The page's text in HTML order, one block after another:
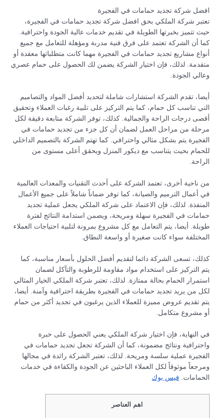
افضل شركة تجديد حمامات في الفجيرة
تعتبر شركة الملكي بحق افضل شركة تجديد حمامات في الفجيرة،
حيث تتميز بخبرتها الطويلة في تقديم خدمات عالية الجودة واحترافية.
كما أن الشركة تعتمد على فرق فنية مدربة ومؤهلة للتعامل مع جميع
أنواع مشاريع تجديد حمامات في الفجيرة مهما كانت متطلباتها معقدة أو
متقدمة. لذلك، فإن اختيار الشركة يضمن لك الحصول على حمام عصري
وعالي الجودة.
أيضا، تقدم الشركة استشارات شاملة لتحديد أفضل المواد والتصاميم
التي تناسب كل حمام، كما يتم التركيز على تلبية رغبات العملاء وتحقيق
أقصى درجات الراحة والجمالية. كذلك، توفر الشركة متابعة دقيقة لكل
مرحلة من مراحل العمل لضمان أن كل جزء من تجديد حمامات في
الفجيرة يتم بشكل مثالي واحترافي. كما تهتم الشركة بالتصميم الداخلي
للحمام بحيث يتناسب مع ديكور المنزل ويحقق أعلى مستوى من
الراحة.
من ناحية أخرى، تعتمد الشركة على أحدث التقنيات والمعدات العالمية
في أعمال الترميم والصيانة، كما توفر ضماناً شاملاً على جميع الأعمال
المنفذة. لذلك، فإن الاعتماد على شركة الملكي يجعل عملية تجديد
حمامات في الفجيرة سهلة ومريحة، ويضمن استدامة النتائج لفترة
طويلة. أيضا، يتم التعامل مع كل مشروع بمرونة لتلبية احتياجات العملاء
المختلفة سواء كانت صغيرة أو واسعة النطاق.
كذلك، تسعى الشركة دائما لتقديم أفضل الحلول بأسعار مناسبة، كما
يتم التركيز على استخدام مواد مقاومة للرطوبة والتآكل لضمان
استمرار الحمام بحالة ممتازة. لذلك، تعتبر شركة الملكي الخيار المثالي
لكل من يريد تجديد حمامات في الفجيرة بطريقة احترافية وآمنة. أيضا،
يتم تقديم عروض مميزة للعملاء الذين يرغبون في تجديد أكثر من حمام
أو مشروع متكامل.
في النهاية، فإن اختيار شركة الملكي يعني الحصول على خبرة
واحترافية ونتائج مضمونة، كما أن الشركة تجعل تجديد حمامات في
الفجيرة عملية سلسة ومريحة. لذلك، تعتبر الشركة رائدة في مجالها
ومرجعاً موثوقاً لكل العملاء الباحثين عن الجودة والكفاءة في خدمات
الحمامات. فيس بوك
اهم العناصر